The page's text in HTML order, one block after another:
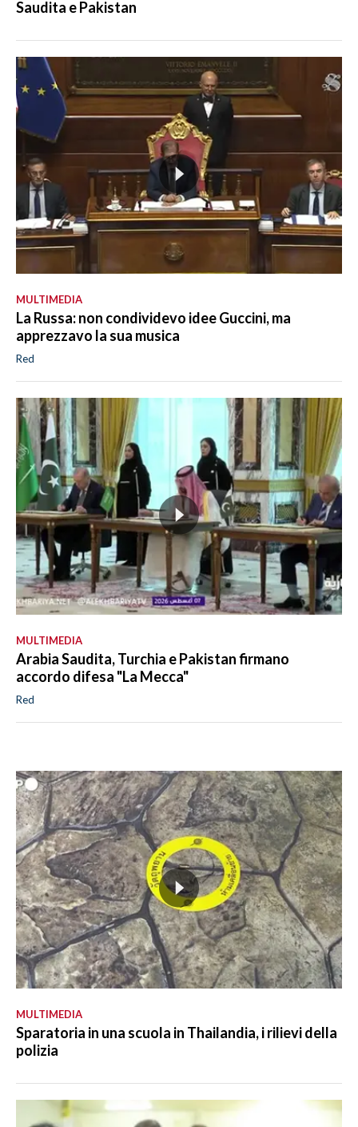
Saudita e Pakistan
MULTIMEDIA
La Russa: non condividevo idee Guccini, ma
apprezzavo la sua musica
Red
MULTIMEDIA
Arabia Saudita, Turchia e Pakistan firmano
accordo difesa "La Mecca"
Red
MULTIMEDIA
Sparatoria in una scuola in Thailandia, i rilievi della
polizia